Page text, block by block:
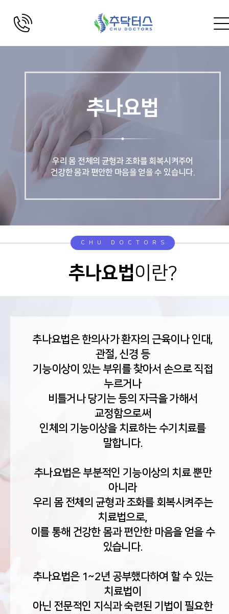
추나요법
우리 몸 전체의 균형과 조화를 회복시켜주어
건강한 몸과 편안한 마음을 얻을 수 있습니다.
CHU DOCTORS
추나요법이란?
추나요법은 한의사가 환자의 근육이나 인대,
관절, 신경 등
기능이상이 있는 부위를 찾아서 손으로 직접
누르거나
비틀거나 당기는 등의 자극을 가해서
교정함으로써
인체의 기능이상을 치료하는 수기치료를
말합니다.
추나요법은 부분적인 기능이상의 치료 뿐만
아니라
우리 몸 전체의 균형과 조화를 회복시켜주는
치료법으로,
이를 통해 건강한 몸과 편안한 마음을 얻을 수
있습니다.
추나요법은 1~2년 공부했다하여 할 수 있는
치료법이
아닌 전문적인 지식과 숙련된 기법이 필요한